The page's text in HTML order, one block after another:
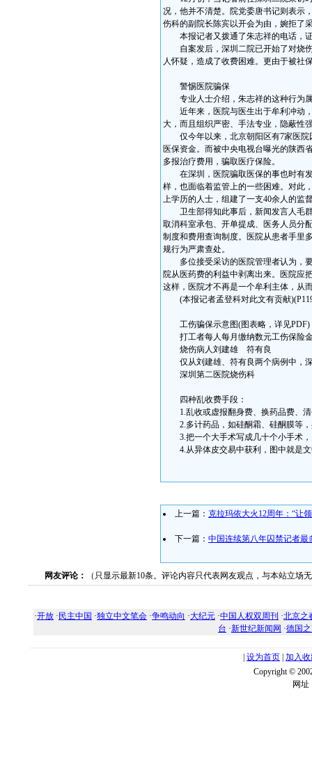
况，他并不清楚。院党委唐书记则表示
伤科的副院长陈宾以开会为由，婉拒了
本报记者又拨通了朱志祥的电话，证
自案发后，深圳二院已开始了对烧伤
人怀疑，造成了收费困难。更由于被社
警惕医院骗保
专业人士介绍，朱志祥的这种行为
近年来，医院与医生出于牟利冲动，
大，而且组织严密、手法专业，隐蔽性
仅今年以来，北京朝阳区有7家医院
医保资金。而被中央电视台曝光的陕西
多报治疗费用，骗取医疗保险。
在深圳，医院骗取医保的事也时有发
样，也面临着监管上的一些困难。对此
上学历的人士，组建了一支40余人的监
卫生部得知此事后，新闻发言人毛群
取消科室承包、开单提成、医务人员分
制度和费用查询制度。医院从患者手里
规行为严肃查处。
多位接受采访的医院管理者认为，要
院从医药费的利益中剥离出来。医院应
这样，医院才不再是一个牟利主体，从
(本报记者孟登科对此文有贡献
工伤骗保示意图(图表略，详见PDF)
打工者每人每月缴纳数元工伤保险
烧伤病人刘建雄 符有良
仅从刘建雄、符有良两个病例中，深
深圳第二医院烧伤科
四种乱收费手段：
1.乱收或虚报翻身费、换药品费、清
2.多计药品，如硅酮霜、硅酮膜等，
3.把一个大手术写成几十个小手术，
4.从异体皮交易中获利，图中就是文
上一篇： 克拉玛依大火12周年：“让
下一篇： 中国连续第八年囚禁记者最
网友评论： （只显示最新10条。评论内容只代表网友观点，与本站立场
·开放 · 民主中国 ·独立中文笔会 ·争鸣动向 ·大纪元 ·中国人权双周刊 ·北京之
台 ·新世纪新闻网 ·德国
设为首页 加入
Copyright ©
网址